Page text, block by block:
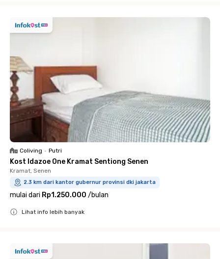
Coliving • Putri
Kost Idazoe One Kramat Sentiong Senen
Kramat, Senen
2.3 km dari kantor gubernur provinsi dki jakarta
mulai dari Rp1.250.000 /bulan
Lihat info lebih banyak